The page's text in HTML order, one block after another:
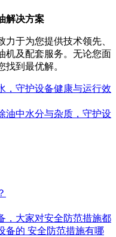
解决方案
于为您提供技术领先、
机及配套服务。无论您面
到最优解。
，守护设备健康与运行效
油中水分与杂质，守护设
，大家对安全防范措施都
备的 安全防范措施有哪